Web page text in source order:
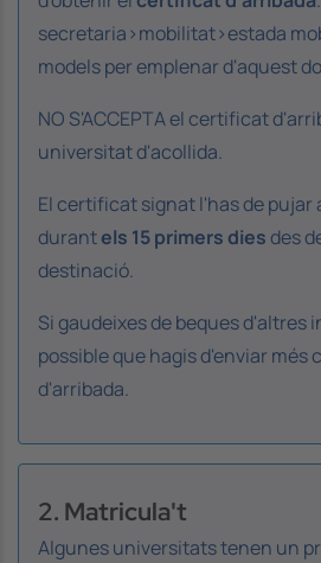
secretaria>mobilitat>estada
models per emplenar d'aquest
NO S'ACCEPTA el certificat
universitat d'acollida.
El certificat signat l'has de pujar
durantels 15 primers diesdes
destinació.
Si gaudeixes de beques d'altres
possible que hagis d'enviar
d'arribada.
2. Matricula't
Algunes universitats tenen un